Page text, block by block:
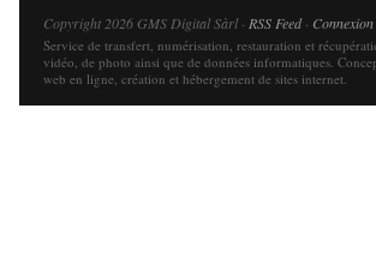
Copyright 2026 GMS Digital Sàrl · RSS Feed· Connexion
Service de transfert, numérisation, restauration et
vidéo, de photo ainsi que de données informatiques.
web en ligne, création et hébergement de sites internet.